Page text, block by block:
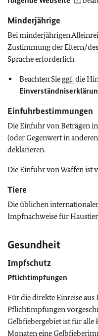
Minderjährige
Bei minderjährigen
Zustimmung der Eltern/
Sprache erforderlich.
Beachten Sie ggf.die
Einfuhrbestimmungen
Die Einfuhr von Beträgen
(oder Gegenwert in
deklarieren.
Die Einfuhr von Waffen ist
Tiere
Die üblichen
Impfnachweise für
Gesundheit
Impfschutz
Pflichtimpfungen
Für die direkte Einreise
Pflichtimpfungen
Gelbfiebergebiet ist für alle
Monaten eine